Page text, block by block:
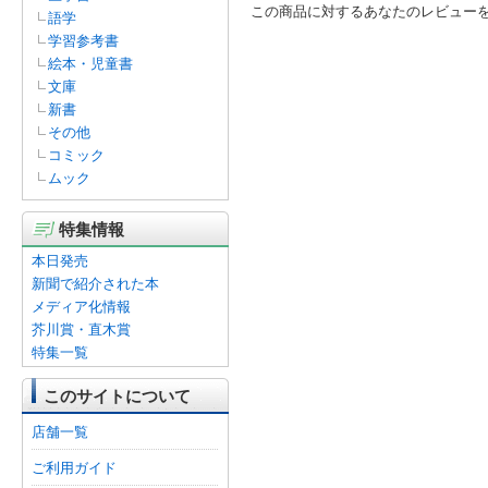
語学
学習参考書
絵本・児童書
文庫
新書
その他
コミック
ムック
特集情報
本日発売
新聞で紹介された本
メディア化情報
芥川賞・直木賞
特集一覧
このサイトについて
店舗一覧
ご利用ガイド
この商品に対するあなたのレビュー